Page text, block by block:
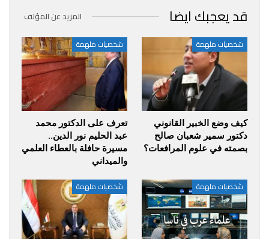
قد يعجبك ايضا المزيد عن المؤلف
شخصيات ملهمة
كيف وضع الخبير القانوني
دكتور سمير شعبان صالح
بصمته في علوم المرافعات؟
شخصيات ملهمة
تعرف على الدكتور محمد
عبد الحليم نور الدين..
مسيرة حافلة بالعطاء العلمي
والميداني
شخصيات ملهمة شخصيات ملهمة